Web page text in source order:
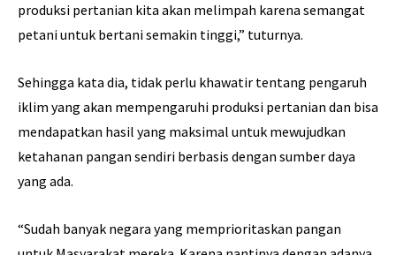
produksi pertanian kita akan melimpah karena semangat
petani untuk bertani semakin tinggi,” tuturnya.
Sehingga kata dia, tidak perlu khawatir tentang pengaruh
iklim yang akan mempengaruhi produksi pertanian dan bisa
mendapatkan hasil yang maksimal untuk mewujudkan
ketahanan pangan sendiri berbasis dengan sumber daya
yang ada.
“Sudah banyak negara yang memprioritaskan pangan